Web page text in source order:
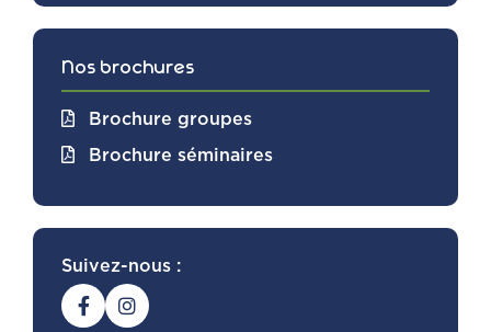
Nos brochures
Brochure groupes
Brochure séminaires
Suivez-nous :